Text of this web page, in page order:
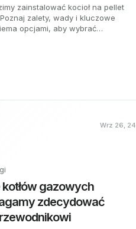
zainstalować kocioł na pellet
zalety, wady i kluczowe
opcjami, aby wybrać
do Twoich potrzeb i
Wrz 26, 24
gazowych
zdecydować